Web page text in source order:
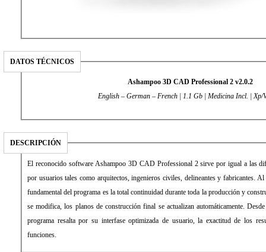
DATOS TÉCNICOS
Ashampoo 3D CAD Professional 2 v2.0.2
English – German – French | 1.1 Gb | Medicina Incl. | Xp/
DESCRIPCIÓN
El reconocido software Ashampoo 3D CAD Professional 2 sirve por igual a las
por usuarios tales como arquitectos, ingenieros civiles, delineantes y fabricantes.
fundamental del programa es la total continuidad durante toda la producción y
se modifica, los planos de construcción final se actualizan automáticamente.
programa resalta por su interfase optimizada de usuario, la exactitud de los
funciones.